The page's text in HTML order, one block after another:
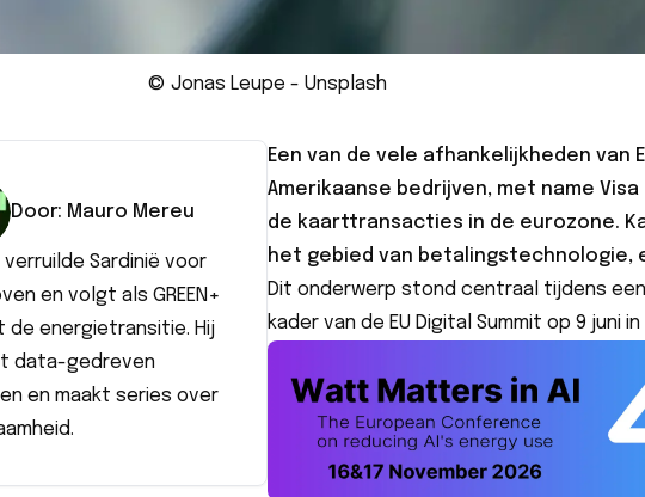
© Jonas Leupe - Unsplash
Door: Mauro Mereu
verruilde Sardinië voor
en volgt als GREEN+
de energietransitie. Hij
data-gedreven
en maakt series over
Een van de vele afhankelijkheden
Amerikaanse bedrijven, met name
de kaarttransacties in de eurozone.
het gebied van betalingstechnologie,
Dit onderwerp stond centraal tijdens
kader van de EU Digital Summit op 9 juni in